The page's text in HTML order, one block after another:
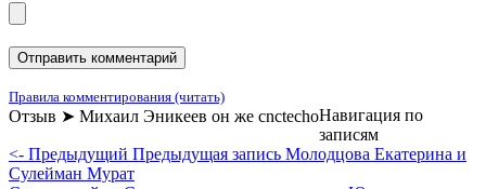
Правила комментирования (читать)
Отзыв ➤ Михаил Эникеев он же cnctechoНавигация по
записям
<- Предыдущий Предыдущая запись Молодцова Екатерина и
Сулейман Мурат